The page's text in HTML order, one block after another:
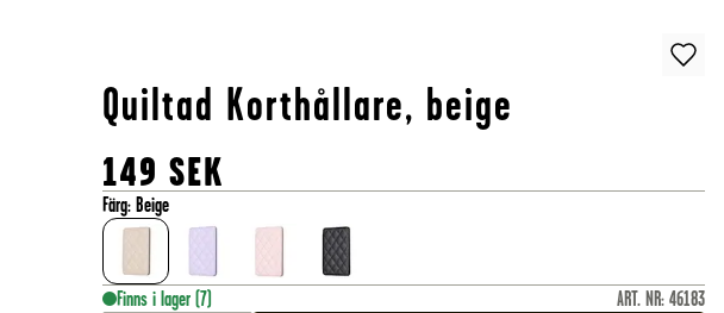
Quiltad Korthållare, beige
149 SEK
Färg: Beige
Finns i lager (7) ART. NR: 46183